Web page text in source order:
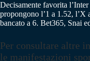
Decisamente favorita
propongono l’1 a 1.52, l’X
bancato a 6. Bet365, Snai
Per consultare altre
le manifestazioni